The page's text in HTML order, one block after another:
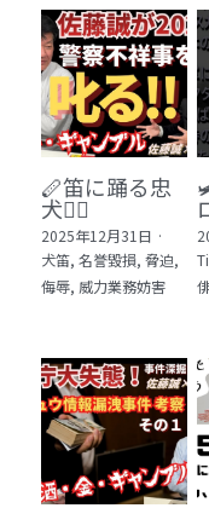
🪈笛に踊る忠
犬🐕‍🦺
2025年12月31日 ·
犬笛, 名誉毀損, 脅迫,
侮辱, 威力業務妨害